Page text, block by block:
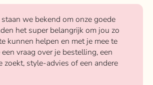
we bekend om onze goede
het super belangrijk om jou zo
kunnen helpen en met je mee te
vraag over je bestelling, een
zoekt, style-advies of een andere